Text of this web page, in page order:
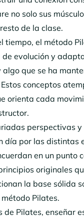
no solo sus
de la clase.
tiempo, el método
evolución y
algo que se ha
conceptos
orienta cada
perspectivas y
día por las distintas
en un punto
originales
la base sólida
Pilates.
de Pilates, enseñar